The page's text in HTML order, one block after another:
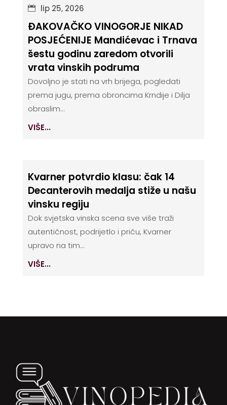
lip 25, 2026
ĐAKOVAČKO VINOGORJE NIKAD
POSJEĆENIJE Mandićevac i Trnava
šestu godinu zaredom otvorili
vrata vinskih podruma
Dovoljno je stati na vrh brijega, pogledati
prema jugu, prema obroncima Krndije i Dilja
obraslim...
VIŠE...
Kvarner potvrdio klasu: čak 14
Decanterovih medalja stiže u našu
vinsku regiju
Dok svjetska vinska scena sve više traži
autentičnost, podrijetlo i priču, Kvarner
upravo na tim...
VIŠE...